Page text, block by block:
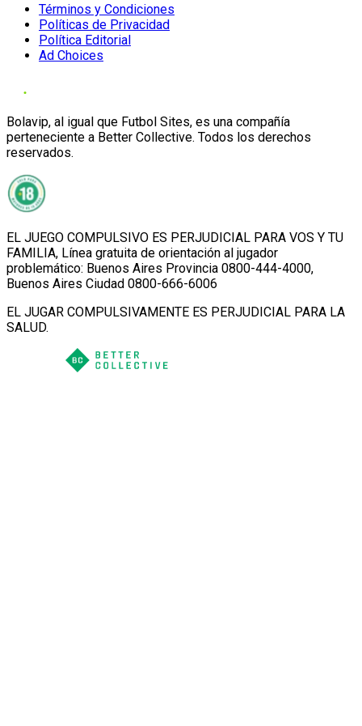
Términos y Condiciones
Políticas de Privacidad
Política Editorial
Ad Choices
Bolavip, al igual que Futbol Sites, es una compañía
perteneciente a Better Collective. Todos los derechos
reservados.
EL JUEGO COMPULSIVO ES PERJUDICIAL PARA VOS Y TU
FAMILIA, Línea gratuita de orientación al jugador
problemático: Buenos Aires Provincia 0800-444-4000,
Buenos Aires Ciudad 0800-666-6006
EL JUGAR COMPULSIVAMENTE ES PERJUDICIAL PARA LA
SALUD.